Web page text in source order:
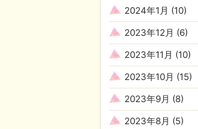
2024年1月 (10)
2023年12月 (6)
2023年11月 (10)
2023年10月 (15)
2023年9月 (8)
2023年8月 (5)